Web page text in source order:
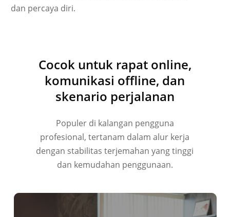
dan percaya diri.
Cocok untuk rapat online,
komunikasi offline, dan
skenario perjalanan
Populer di kalangan pengguna
profesional, tertanam dalam alur kerja
dengan stabilitas terjemahan yang tinggi
dan kemudahan penggunaan.
Español
Italiano
Čeština
ไทย
Português do Brasil
العربية